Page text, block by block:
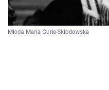
Młoda Maria Curie-Skłodowska